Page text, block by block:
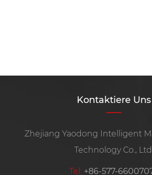
Kontaktiere Uns
Zhejiang Yaodong Intelligent
Technology Co.,
Tel: +86-577-